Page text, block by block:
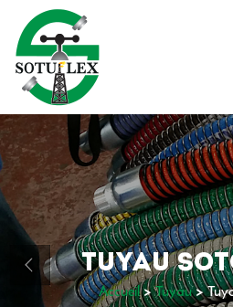
TUYAU
Accueil>Tuyau>